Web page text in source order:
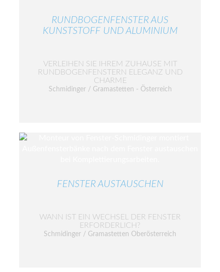
RUNDBOGENFENSTER AUS
KUNSTSTOFF UND ALUMINIUM
VERLEIHEN SIE IHREM ZUHAUSE MIT
RUNDBOGENFENSTERN ELEGANZ UND
CHARME
Schmidinger / Gramastetten - Österreich
FENSTER AUSTAUSCHEN
WANN IST EIN WECHSEL DER FENSTER
ERFORDERLICH?
Schmidinger / Gramastetten Oberösterreich